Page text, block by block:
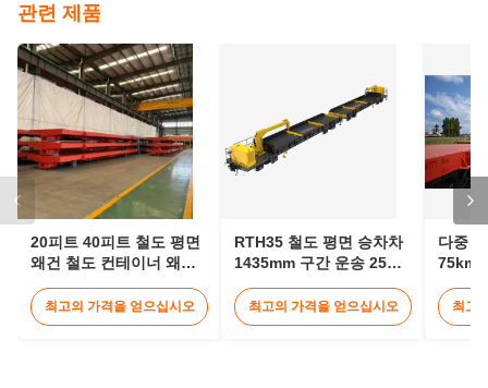
관련 제품
20피트 40피트 철도 평면
왜건 철도 컨테이너 왜건
최고의 가격을 얻으십시오
RTH35 철도 평면 승차차
1435mm 구간 운송 25m
최고의 가격을 얻으십시오
다중
75km/
최고